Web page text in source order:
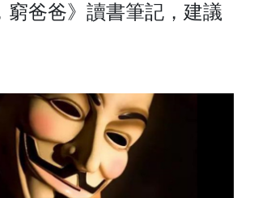
窮爸爸》讀書筆記，建議